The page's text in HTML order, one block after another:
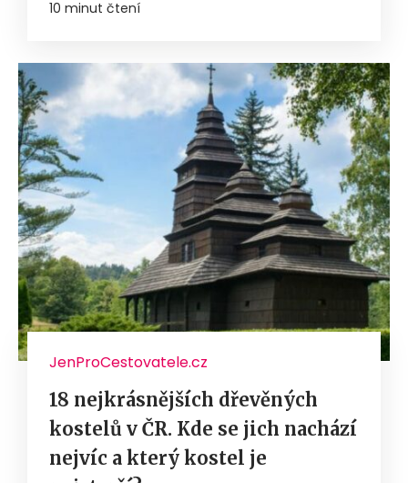
10 minut čtení
JenProCestovatele.cz
18 nejkrásnějších dřevěných
kostelů v ČR. Kde se jich nachází
nejvíc a který kostel je